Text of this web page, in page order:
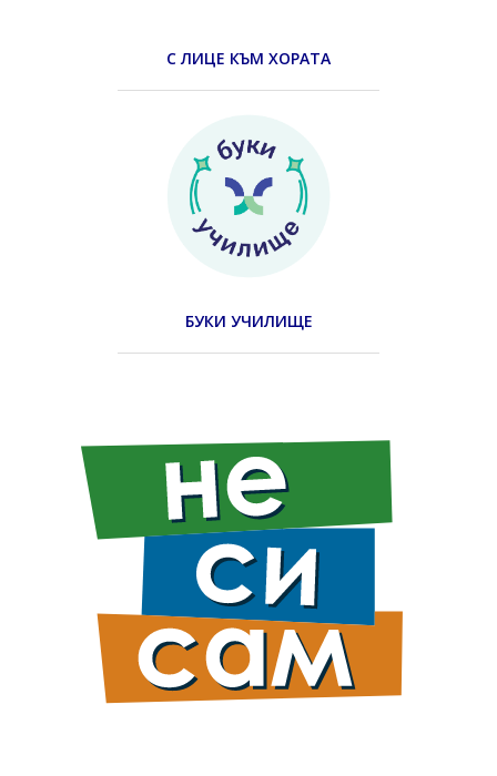
С ЛИЦЕ КЪМ ХОРАТА
БУКИ УЧИЛИЩЕ